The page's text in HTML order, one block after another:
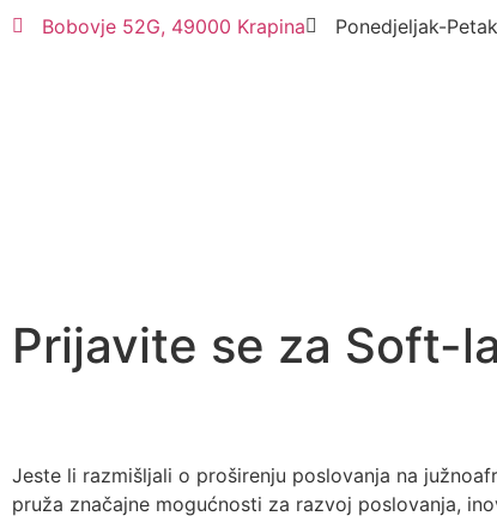
Bobovje 52G, 49000 Krapina Ponedjeljak-
Prijavite se za Soft-
Jeste li razmišljali o proširenju poslovanja na
pruža značajne mogućnosti za razvoj poslovanja,